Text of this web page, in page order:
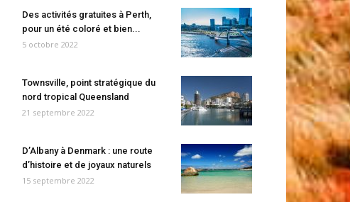
Des activités gratuites à Perth,
pour un été coloré et bien...
5 octobre 2022
Townsville, point stratégique du
nord tropical Queensland
21 septembre 2022
D’Albany à Denmark : une route
d’histoire et de joyaux naturels
15 septembre 2022